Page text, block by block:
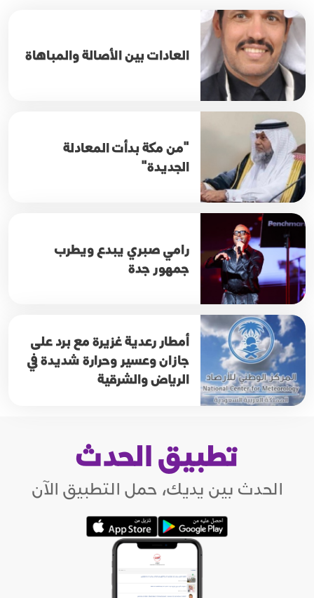
العادات بين الأصالة والمباهاة
"من مكة بدأت المعادلة
الجديدة"
رامي صبري يبدع ويطرب
جمهور جدة
أمطار رعدية غزيرة مع برد على
جازان وعسير وحرارة شديدة في
الرياض والشرقية
تطبيق الحدث
الحدث بين يديك، حمل التطبيق الآن